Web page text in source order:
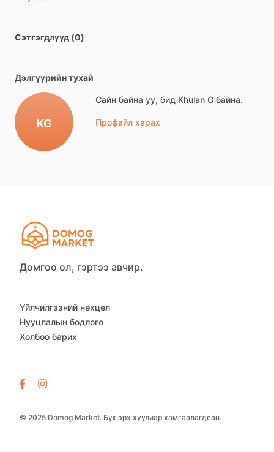
Сэтгэгдлүүд (0)
Дэлгүүрийн тухай
KG
Сайн байна уу, бид Khulan G байна.
Профайл харах
Домгоо ол, гэртээ авчир.
© 2025 Domog Market. Бүх эрх хуулиар хамгаалагдсан.
Үйлчилгээний нөхцөл
Нууцлалын бодлого
Холбоо барих